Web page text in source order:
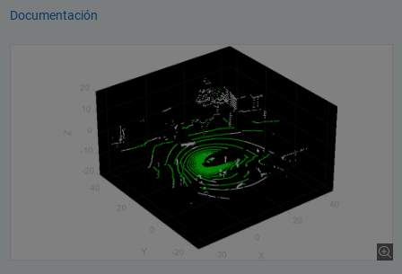
Documentación